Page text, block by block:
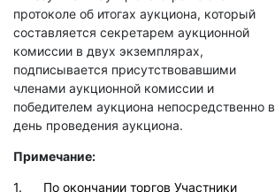
протоколе об итогах аукциона, который
составляется секретарем аукционной
комиссии в двух экземплярах,
подписывается присутствовавшими
членами аукционной комиссии и
победителем аукциона непосредственно в
день проведения аукциона.
Примечание:
1. По окончании торгов Участники